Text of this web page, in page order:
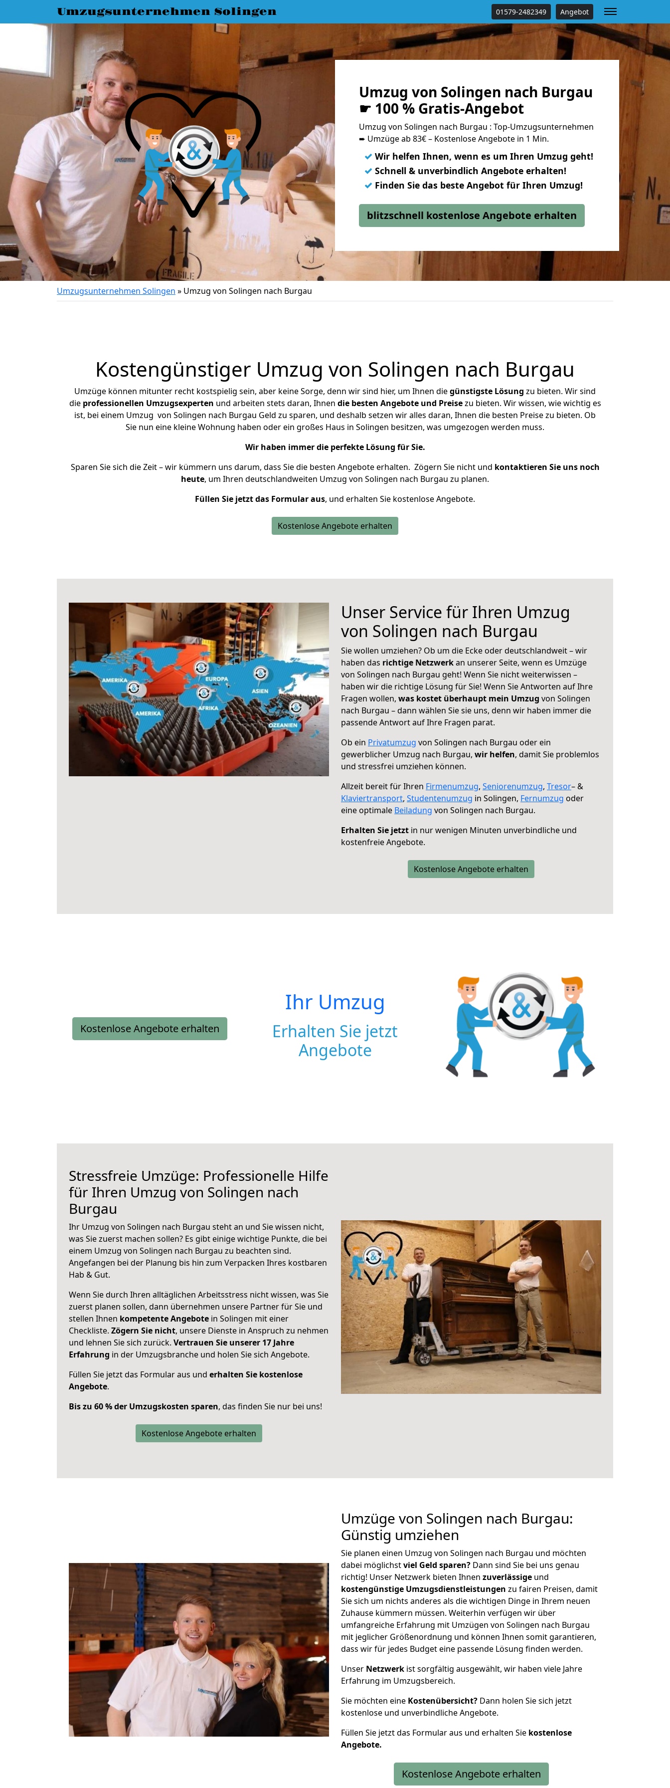
Umzugsunternehmen Solingen 01579-2482349 Angebot
Umzug von Solingen nach Burgau
☛ 100 % Gratis-Angebot
Umzug von Solingen nach Burgau : Top-Umzugsunternehmen
➨ Umzüge ab 83€ – Kostenlose Angebote in 1 Min.
✓ Wir helfen Ihnen, wenn es um Ihren Umzug geht!
✓ Schnell & unverbindlich Angebote erhalten!
✓ Finden Sie das beste Angebot für Ihren Umzug!
blitzschnell kostenlose Angebote erhalten
Umzugsunternehmen Solingen » Umzug von Solingen nach Burgau
Kostengünstiger Umzug von Solingen nach Burgau
Umzüge können mitunter recht kostspielig sein, aber keine Sorge, denn wir sind hier, um Ihnen diegünstigste Lösung zu bieten. Wir sind
die professionellen Umzugsexperten und arbeiten stets daran, Ihnen die besten Angebote und Preisezu bieten. Wir wissen, wie wichtig es
ist, bei einem Umzug von Solingen nach Burgau Geld zu sparen, und deshalb setzen wir alles daran, Ihnen die besten Preise zu bieten. Ob
Sie nun eine kleine Wohnung haben oder ein großes Haus in Solingen besitzen, was umgezogen werden muss.
Wir haben immer die perfekte Lösung für Sie.
Sparen Sie sich die Zeit – wir kümmern uns darum, dass Sie die besten Angebote erhalten. Zögern Sie nicht und kontaktieren Sie uns noch
heute, um Ihren deutschlandweiten Umzug von Solingen nach Burgau zu planen.
Füllen Sie jetzt das Formular aus, und erhalten Sie kostenlose Angebote.
Kostenlose Angebote erhalten
Unser Service für Ihren Umzug
von Solingen nach Burgau
Sie wollen umziehen? Ob um die Ecke oder deutschlandweit – wir
haben das richtige Netzwerkan unserer Seite, wenn es Umzüge
von Solingen nach Burgau geht! Wenn Sie nicht weiterwissen –
haben wir die richtige Lösung für Sie! Wenn Sie Antworten auf Ihre
Fragen wollen, was kostet überhaupt mein Umzug von Solingen
nach Burgau – dann wählen Sie sie uns, denn wir haben immer die
passende Antwort auf Ihre Fragen parat.
Ob ein Privatumzug von Solingen nach Burgau oder ein
gewerblicher Umzug nach Burgau, wir helfen, damit Sie problemlos
und stressfrei umziehen können.
Allzeit bereit für Ihren Firmenumzug, Seniorenumzug, Tresor– &
Klaviertransport, Studentenumzug in Solingen, Fernumzug oder
eine optimale Beiladung von Solingen nach Burgau.
Erhalten Sie jetzt in nur wenigen Minuten unverbindliche und
kostenfreie Angebote.
Kostenlose Angebote erhalten
Kostenlose Angebote erhalten
Ihr Umzug
Erhalten Sie jetzt
Angebote
Stressfreie Umzüge: Professionelle Hilfe
für Ihren Umzug von Solingen nach
Burgau
Ihr Umzug von Solingen nach Burgau steht an und Sie wissen nicht,
was Sie zuerst machen sollen? Es gibt einige wichtige Punkte, die bei
einem Umzug von Solingen nach Burgau zu beachten sind.
Angefangen bei der Planung bis hin zum Verpacken Ihres kostbaren
Hab & Gut.
Wenn Sie durch Ihren alltäglichen Arbeitsstress nicht wissen, was Sie
zuerst planen sollen, dann übernehmen unsere Partner für Sie und
stellen Ihnen kompetente Angebote in Solingen mit einer
Checkliste. Zögern Sie nicht, unsere Dienste in Anspruch zu nehmen
und lehnen Sie sich zurück. Vertrauen Sie unserer 17 Jahre
Erfahrung in der Umzugsbranche und holen Sie sich Angebote.
Füllen Sie jetzt das Formular aus und erhalten Sie kostenlose
Angebote.
Bis zu 60 % der Umzugskosten sparen, das finden Sie nur bei uns!
Kostenlose Angebote erhalten
Umzüge von Solingen nach Burgau:
Günstig umziehen
Sie planen einen Umzug von Solingen nach Burgau und möchten
dabei möglichstviel Geld sparen? Dann sind Sie bei uns genau
richtig! Unser Netzwerk bieten Ihnen zuverlässige und
kostengünstige Umzugsdienstleistungen zu fairen Preisen, damit
Sie sich um nichts anderes als die wichtigen Dinge in Ihrem neuen
Zuhause kümmern müssen. Weiterhin verfügen wir über
umfangreiche Erfahrung mit Umzügen von Solingen nach Burgau
mit jeglicher Größenordnung und können Ihnen somit garantieren,
dass wir für jedes Budget eine passende Lösung finden werden.
Unser Netzwerk ist sorgfältig ausgewählt, wir haben viele Jahre
Erfahrung im Umzugsbereich.
Sie möchten eine Kostenübersicht? Dann holen Sie sich jetzt
kostenlose und unverbindliche Angebote.
Füllen Sie jetzt das Formular aus und erhalten Sie kostenlose
Angebote.
Kostenlose Angebote erhalten